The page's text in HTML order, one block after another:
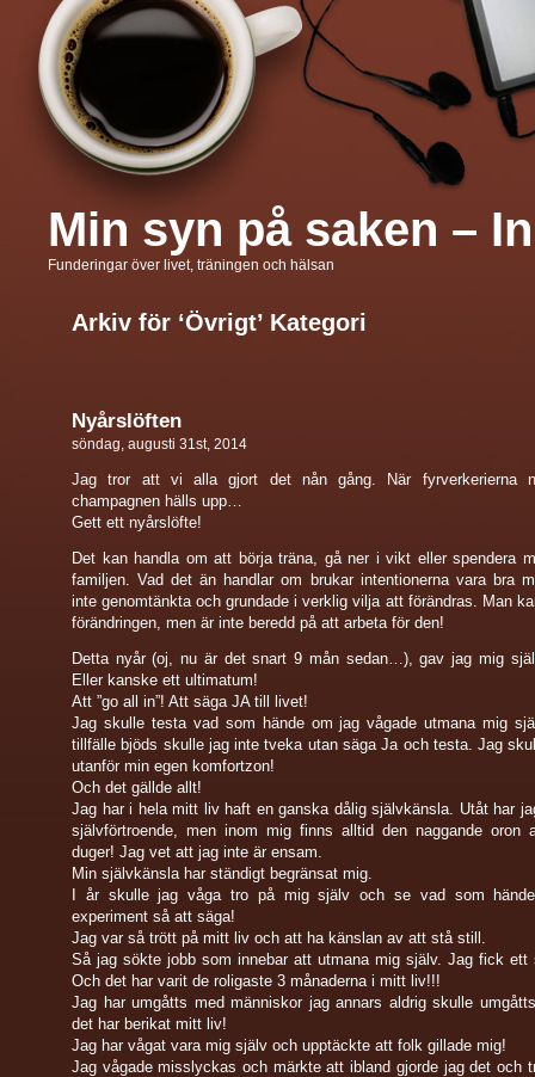
Min syn på saken –
Funderingar över livet, träningen och hälsan
Arkiv för ‘Övrigt’ Kategori
Nyårslöften
söndag, augusti 31st, 2014
Jag tror att vi alla gjort det nån gång. När fyrverkerierna
champagnen hälls upp…
Gett ett nyårslöfte!
Det kan handla om att börja träna, gå ner i vikt eller spendera
familjen. Vad det än handlar om brukar intentionerna vara bra
inte genomtänkta och grundade i verklig vilja att förändras. Man
förändringen, men är inte beredd på att arbeta för den!
Detta nyår (oj, nu är det snart 9 mån sedan…), gav jag mig
Eller kanske ett ultimatum!
Att ”go all in”! Att säga JA till livet!
Jag skulle testa vad som hände om jag vågade utmana mig
tillfälle bjöds skulle jag inte tveka utan säga Ja och testa. Jag
utanför min egen komfortzon!
Och det gällde allt!
Jag har i hela mitt liv haft en ganska dålig självkänsla. Utåt har
självförtroende, men inom mig finns alltid den naggande oron
duger! Jag vet att jag inte är ensam.
Min självkänsla har ständigt begränsat mig.
I år skulle jag våga tro på mig själv och se vad som
experiment så att säga!
Jag var så trött på mitt liv och att ha känslan av att stå still.
Så jag sökte jobb som innebar att utmana mig själv. Jag fick ett
Och det har varit de roligaste 3 månaderna i mitt liv!!!
Jag har umgåtts med människor jag annars aldrig skulle
det har berikat mitt liv!
Jag har vågat vara mig själv och upptäckte att folk gillade mig!
Jag vågade misslyckas och märkte att ibland gjorde jag det och